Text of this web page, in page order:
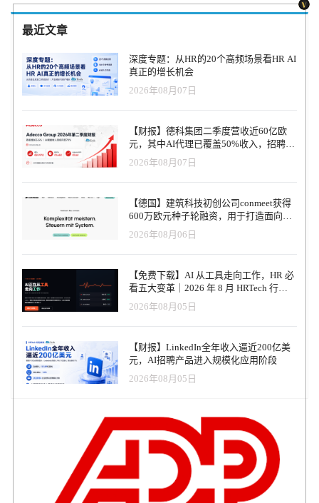
中东、累计近六万英里的行程，拜访了数百家公司，讨论他们的AI
战略。虽然每家公司的成熟度各不相同，但有一点非常明确：AI作
为商业工具已经到来——它是真实存在的，其使用场景正在迅速增
的商业领袖每天使用生成式AI（Gen AI），80%每周至少使用一
次。在这些用户中，72%正在衡量投资回报率（ROI），74%表示结
果是正向的。顺带一提，HR部门在使用率上排名第三，仅次于IT和
财务部门。 预算投入也在大幅上升：23%的大型公司每年在AI上的
支出超过2000万美元，43%超过1000万美元。 企业从AI中获得了什
么？答案是：生产力。目前最主要的应用是我称之为“第一阶段”的使
用方式——个人生产力提升。AI帮助员工总结会议、分析数据、查
找信息、撰写或分析文档。这些个人层面的应用确实带来了实在的
效率提升，但这仅仅是开始。 生成式AI或将成为“新一代微软Office”
的发展非常相似——它们都是“个人生产力”的革命。微软对此早已深
谋远虑，MS Copilot正在逐渐成为“新一代Office套件”。 当然，AI能
做的远不止这些。目前约有12%的公司部署了企业级AI代理
页面，也可用于客户支持。未来，每家公司都会拥有自己的AI代
理。 举个例子：我们的一位客户——一家大型医疗保健公司——已
经运行员工聊天机器人（Agent）四年之久。它的成功使得公司所有
证明行之有效：候选人可以与智能代理聊天、完成AI评估，甚至接
受AI虚拟面试——这一切可在深夜进行，无需安排与招聘经理的通
话。 虽然高ROI的多功能Agent（Stage 3）尚未全面落地，但各企业
（Crossing the Rubicon）意味着“无法回头的临界点”。现在，我们正
处在这样的时刻。 尽管外界仍有各种危言耸听的报道——称AI将毁
掉工作与生活——生成式AI其实是一种有用、务实、且易于理解的
工具。它并不完美（我在播客中讨论过ChatGPT的高错误率），但一
旦你掌握了使用方法，并建立可靠的数据集，AI的表现相当令人满
最近文章
深度专题：从HR的20个高频场景看HR AI
真正的增长机会
2026年08月07日
【财报】德科集团二季度营收近60亿欧
元，其中AI代理已覆盖50%收入，招聘服
务进入运营重构阶段
2026年08月07日
【德国】建筑科技初创公司conmeet获得
600万欧元种子轮融资，用于打造面向贸
易和建筑行业的AI操作系统
2026年08月06日
【免费下载】AI 从工具走向工作，HR 必
看五大变革｜2026 年 8 月 HRTech 行业
观察报告
2026年08月05日
【财报】LinkedIn全年收入逼近200亿美
元，AI招聘产品进入规模化应用阶段
2026年08月05日